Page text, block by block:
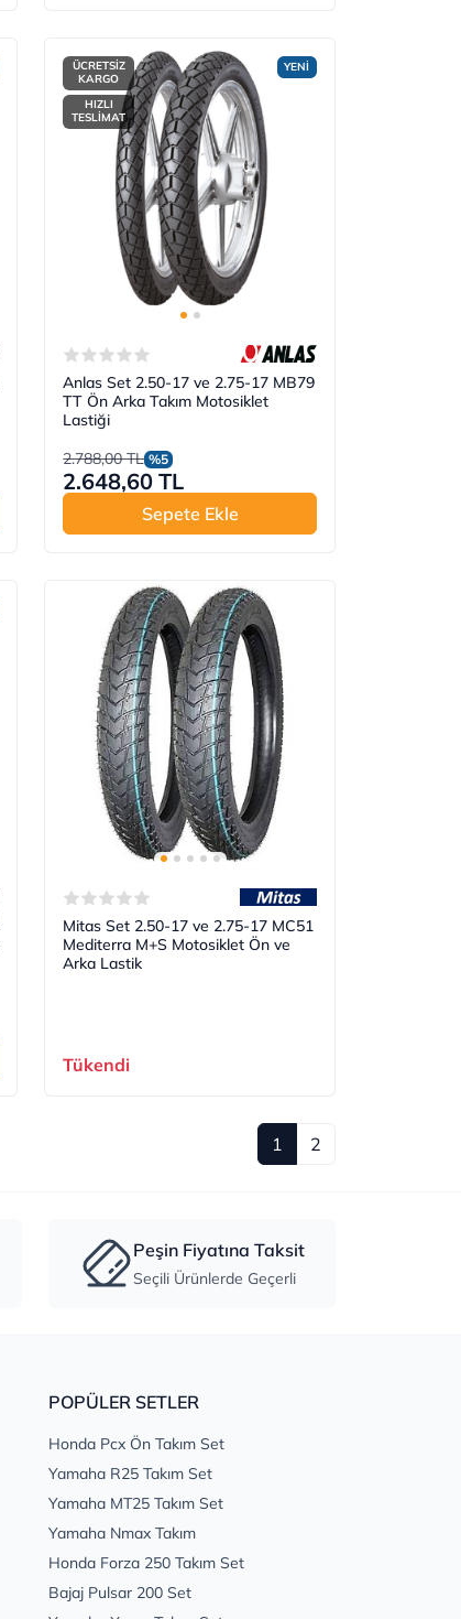
YENİ
ÜCRETSİZ
KARGO
HIZLI
TESLİMAT
Anlas Set 2.50-17 ve 2.75-17 MB79
TT Ön Arka Takım Motosiklet
Lastiği
2.788,00 TL %5
2.648,60 TL
Sepete Ekle
Mitas Set 2.50-17 ve 2.75-17 MC51
Mediterra M+S Motosiklet Ön ve
Arka Lastik
Tükendi
1 2
Peşin Fiyatına Taksit
Seçili Ürünlerde Geçerli
POPÜLER SETLER
Honda Pcx Ön Takım Set
Yamaha R25 Takım Set
Yamaha MT25 Takım Set
Yamaha Nmax Takım
Honda Forza 250 Takım Set
Bajaj Pulsar 200 Set